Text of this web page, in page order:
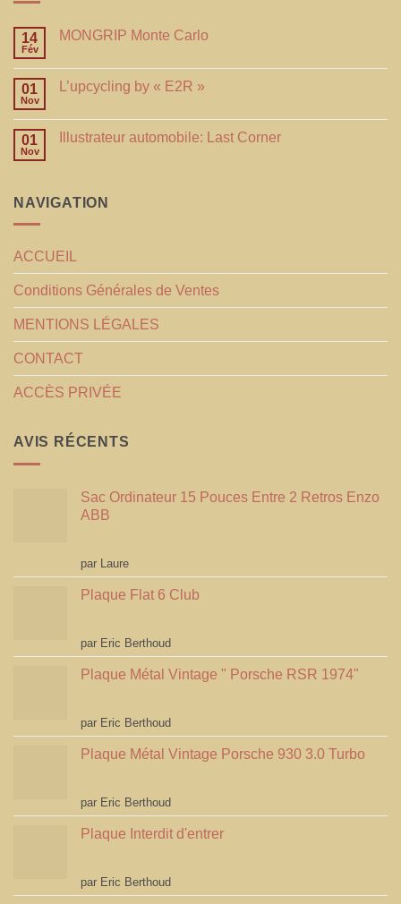
14
Fév
MONGRIP Monte Carlo
01
Nov
L’upcycling by « E2R »
01
Nov
Illustrateur automobile: Last Corner
NAVIGATION
ACCUEIL
Conditions Générales de Ventes
MENTIONS LÉGALES
CONTACT
ACCÈS PRIVÉE
AVIS RÉCENTS
Sac Ordinateur 15 Pouces Entre 2 Retros Enzo
ABB
Note5sur 5
par Laure
Plaque Flat 6 Club
Note5sur 5
par Eric Berthoud
Plaque Métal Vintage " Porsche RSR 1974"
Note5sur 5
par Eric Berthoud
Plaque Métal Vintage Porsche 930 3.0 Turbo
Note5sur 5
par Eric Berthoud
Plaque Interdit d'entrer
Note5sur 5
par Eric Berthoud